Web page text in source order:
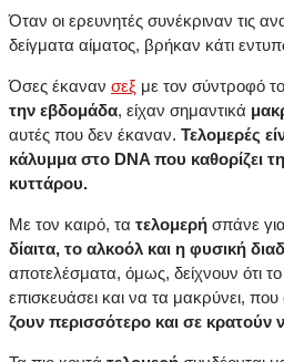
Όταν οι ερευνητές συνέκριναν τις
δείγματα αίματος, βρήκαν κάτι
Όσες έκαναν σεξ με τον σύντροφό
την εβδομάδα, είχαν σημαντικά
αυτές που δεν έκαναν. Τελομερές
κάλυμμα στο DNA που καθορίζει
κυττάρου.
Με τον καιρό, τα τελομερή σπάνε
δίαιτα, το αλκοόλ και η φυσική
αποτελέσματα, όμως, δείχνουν ότι
επισκευάσει και να τα μακρύνει, που
ζουν περισσότερο και σε κρατούν